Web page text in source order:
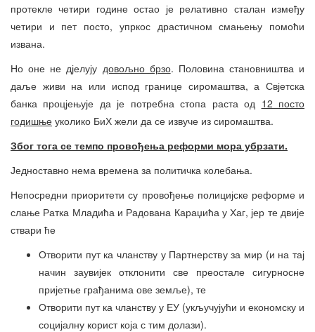
протекле четири године остао је релативно сталан између
четири и пет посто, упркос драстичном смањењу помоћи
извана.
Но оне не дјелују довољно брзо. Половина становништва и
даље живи на или испод границе сиромаштва, а Свјетска
банка процјењује да је потребна стопа раста од 12 посто
годишње уколико БиХ жели да се извуче из сиромаштва.
Због тога се темпо провођења реформи мора убрзати.
Једноставно нема времена за политичка колебања.
Непосредни приоритети су провођење полицијске реформе и
слање Ратка Младића и Радована Караџића у Хаг, јер те двије
ствари ће
Отворити пут ка чланству у Партнерству за мир (и на тај
начин заувијек отклонити све преостале сигурносне
пријетње грађанима ове земље), те
Отворити пут ка чланству у ЕУ (укључујући и економску и
социјалну корист која с тим долази).